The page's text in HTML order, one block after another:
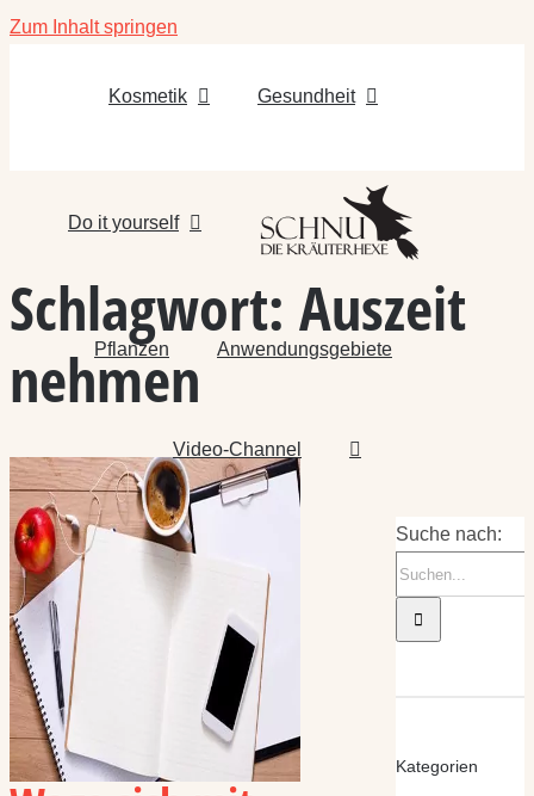
Zum Inhalt springen
Kosmetik Gesundheit
Do it yourself
Pflanzen Anwendungsgebiete
Video-Channel
Schlagwort: Auszeit
nehmen
Suche nach:
Kategorien